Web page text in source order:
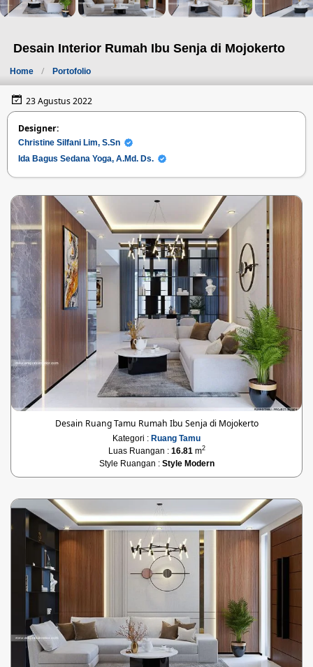
Desain Interior Rumah Ibu Senja di Mojokerto
Home Portofolio
23 Agustus 2022
Designer:
Christine Silfani Lim, S.Sn
Ida Bagus Sedana Yoga, A.Md. Ds.
Desain Ruang Tamu Rumah Ibu Senja di Mojokerto
Kategori : Ruang Tamu
Luas Ruangan : 16.81 m2
Style Ruangan : Style Modern